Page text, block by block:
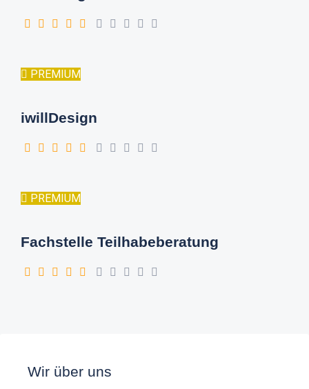
PREMIUM
iwillDesign
PREMIUM
Fachstelle Teilhabeberatung
Wir über uns